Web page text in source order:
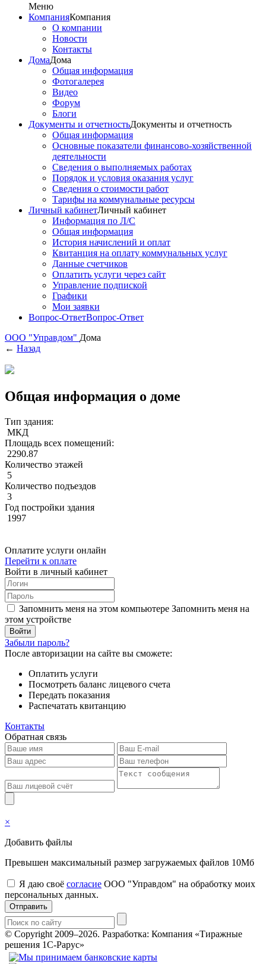
Меню
КомпанияКомпания
О компании
Новости
Контакты
ДомаДома
Общая информация
Фотогалерея
Видео
Форум
Блоги
Документы и отчетностьДокументы и отчетность
Общая информация
Основные показатели финансово-хозяйственной
деятельности
Сведения о выполняемых работах
Порядок и условия оказания услуг
Сведения о стоимости работ
Тарифы на коммунальные ресурсы
Личный кабинетЛичный кабинет
Информация по Л/С
Общая информация
История начислений и оплат
Квитанция на оплату коммунальных услуг
Данные счетчиков
Оплатить услуги через сайт
Управление подпиской
Графики
Мои заявки
Вопрос-ОтветВопрос-Ответ
ООО "Управдом" Дома
← Назад
Общая информация о доме
Тип здания:
МКД
Площадь всех помещений:
2290.87
Количество этажей
5
Количество подъездов
3
Год постройки здания
1997
Оплатите услуги онлайн
Перейти к оплате
Войти в личный кабинет
Запомнить меня на этом компьютере Запомнить меня на
этом устройстве
Забыли пароль?
После авторизации на сайте вы сможете:
Оплатить услуги
Посмотреть баланс лицевого счета
Передать показания
Распечатать квитанцию
Контакты
Обратная связь
×
Добавить файлы
Превышен максимальный размер загружаемых файлов 10Мб
Я даю своё согласие ООО "Управдом" на обработку моих
персональных данных.
Отправить
© Copyright 2009–2026. Разработка: Компания «Тиражные
решения 1С-Рарус»